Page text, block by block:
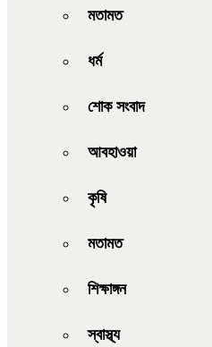
মতামত
ধর্ম
শোক সংবাদ
আবহাওয়া
কৃষি
মতামত
শিক্ষাঙ্গন
স্বাস্থ্য